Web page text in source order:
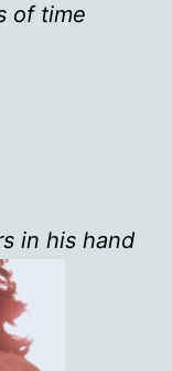
of time
in his hand